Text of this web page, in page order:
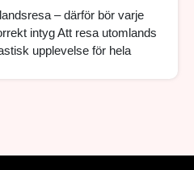
– därför bör varje
intyg Att resa utomlands
upplevelse för hela